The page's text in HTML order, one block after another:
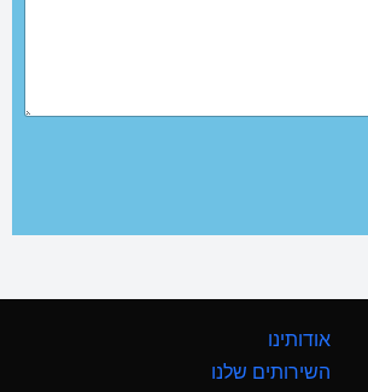
אודותינו
השירותים שלנו